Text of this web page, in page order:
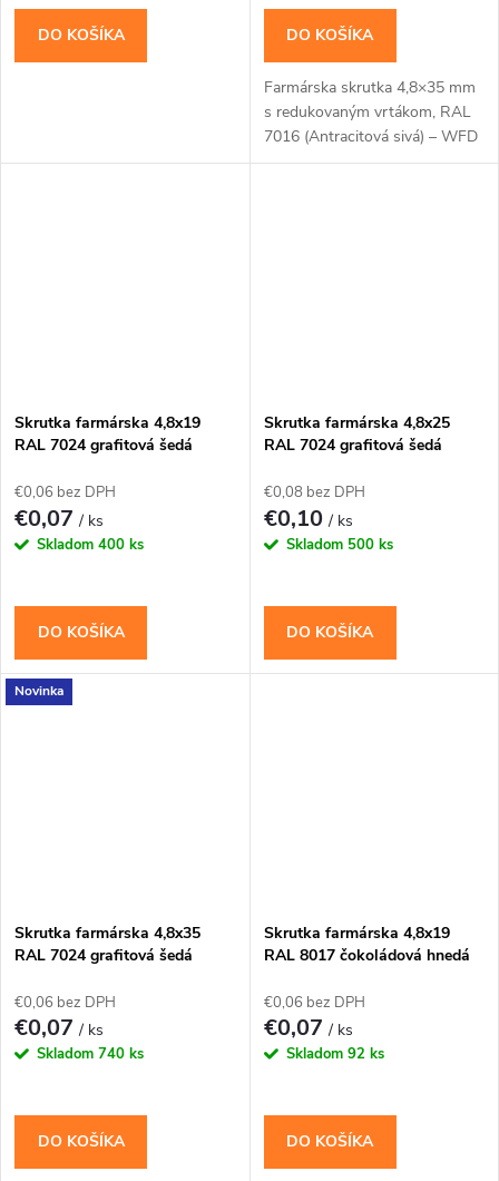
DO KOŠÍKA DO KOŠÍKA
Farmárska skrutka 4,8×35 mm
s redukovaným vrtákom, RAL
7016 (Antracitová sivá) – WFD
Skrutka farmárska 4,8x19
RAL 7024 grafitová šedá
€0,06 bez DPH
€0,07/ ks
Skladom 400 ks
DO KOŠÍKA
Skrutka farmárska 4,8x25
RAL 7024 grafitová šedá
€0,08 bez DPH
€0,10/ ks
Skladom 500 ks
DO KOŠÍKA
Novinka
Skrutka farmárska 4,8x35
RAL 7024 grafitová šedá
€0,06 bez DPH
€0,07/ ks
Skladom 740 ks
DO KOŠÍKA
Skrutka farmárska 4,8x19
RAL 8017 čokoládová hnedá
€0,06 bez DPH
€0,07/ ks
Skladom 92 ks
DO KOŠÍKA